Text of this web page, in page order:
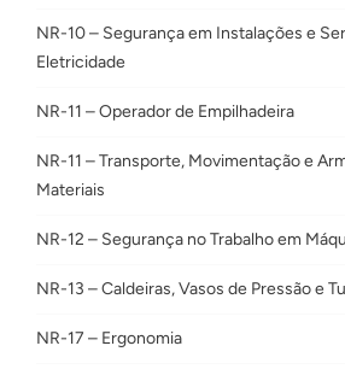
NR-10 – Segurança em Instalações e
Eletricidade
NR-11 – Operador de Empilhadeira
NR-11 – Transporte, Movimentação e
Materiais
NR-12 – Segurança no Trabalho em
NR-13 – Caldeiras, Vasos de Pressão e
NR-17 – Ergonomia